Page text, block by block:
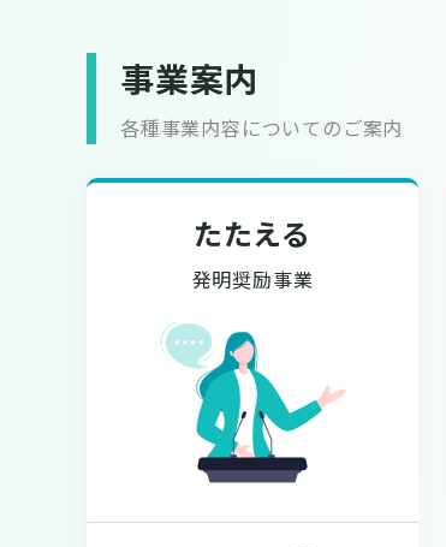
事業案内
各種事業内容についてのご案内
たたえる
発明奨励事業